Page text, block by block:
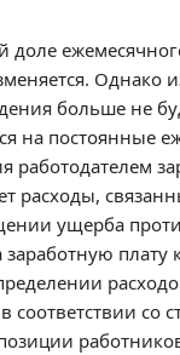
доле
Однако
больше не
на постоянные
работодателем
расходы,
ущерба
плату
со